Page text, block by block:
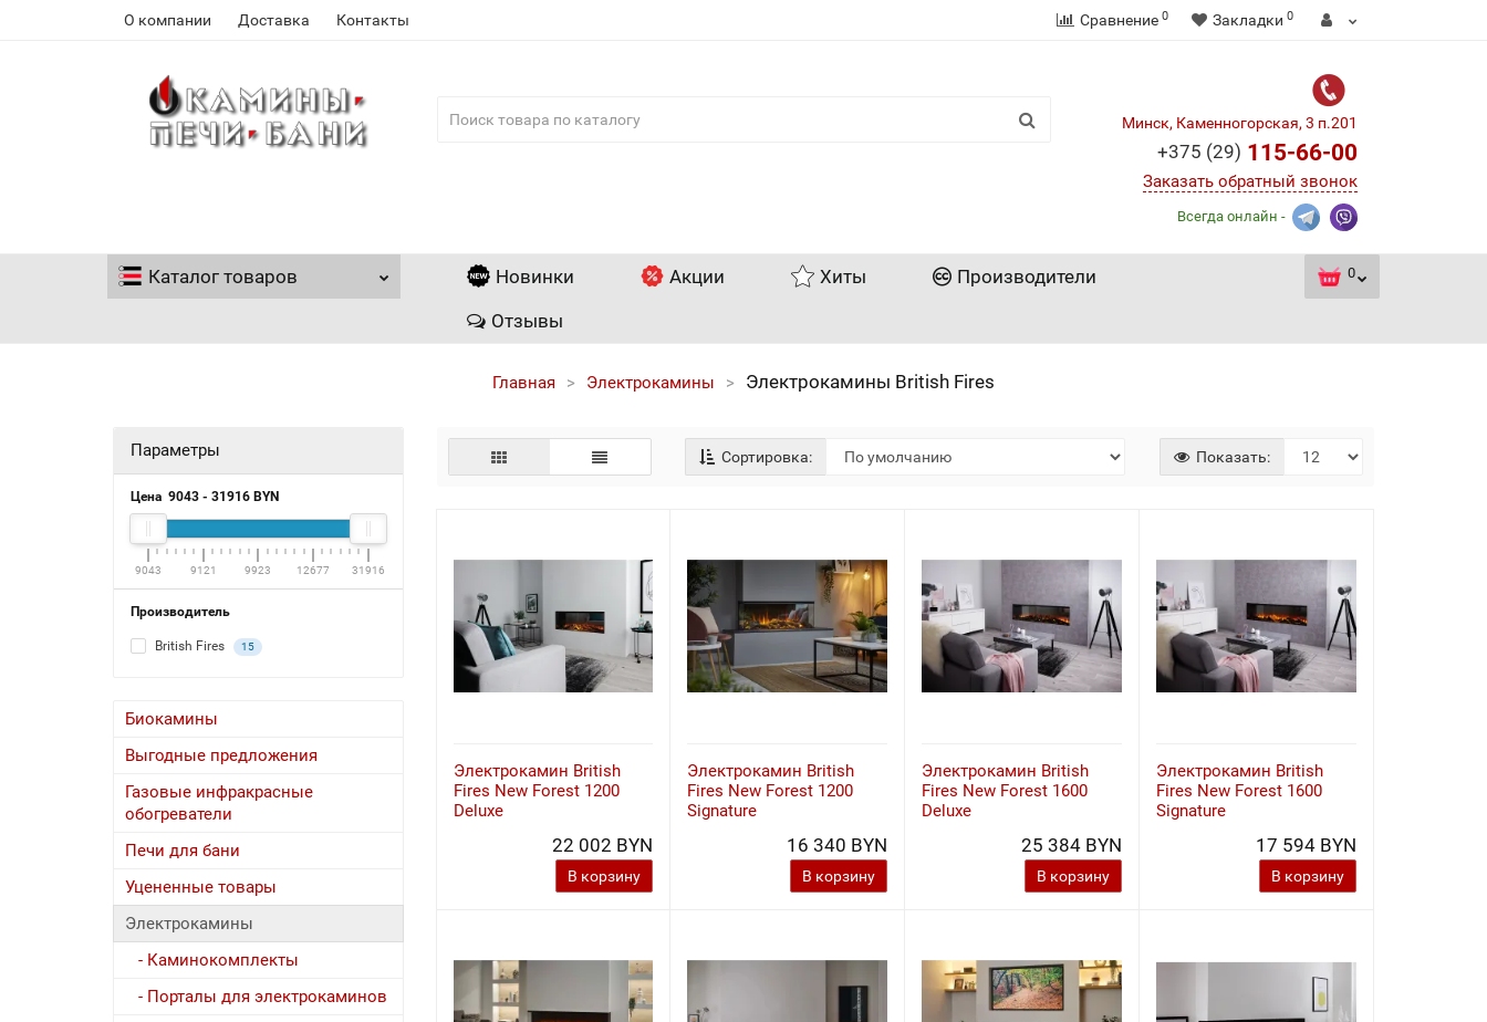
О компании Доставка Контакты Сравнение 0 Закладки 0
Минск, Каменногорская, 3 п.201
+375 (29) 115-66-00
Заказать обратный звонок
Всегда онлайн -
Каталог товаров Новинки Акции Хиты
Производители
Отзывы
0
Главная Электрокамины Электрокамины British Fires
Параметры
Цена 9043 - 31916 BYN
9043 9121 9923 12677 31916
Производитель
British Fires 15
Биокамины
Выгодные предложения
Газовые инфракрасные
обогреватели
Печи для бани
Уцененные товары
Электрокамины
- Каминокомплекты
- Порталы для электрокаминов
Сортировка: Показать:
Электрокамин British
Fires New Forest 1200
Deluxe
22 002 BYN
В корзину
Электрокамин British
Fires New Forest 1200
Signature
16 340 BYN
В корзину
Электрокамин British
Fires New Forest 1600
Deluxe
25 384 BYN
В корзину
Электрокамин British
Fires New Forest 1600
Signature
17 594 BYN
В корзину